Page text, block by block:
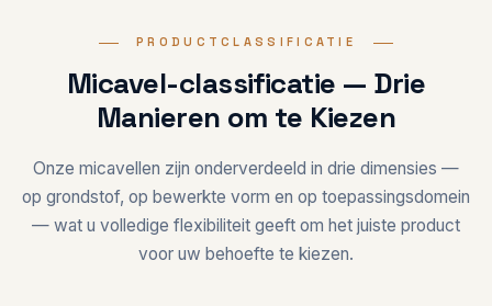
PRODUCTCLASSIFICATIE
Micavel-classificatie — Drie
Manieren om te Kiezen
Onze micavellen zijn onderverdeeld in drie dimensies —
op grondstof, op bewerkte vorm en op toepassingsdomein
— wat u volledige flexibiliteit geeft om het juiste product
voor uw behoefte te kiezen.